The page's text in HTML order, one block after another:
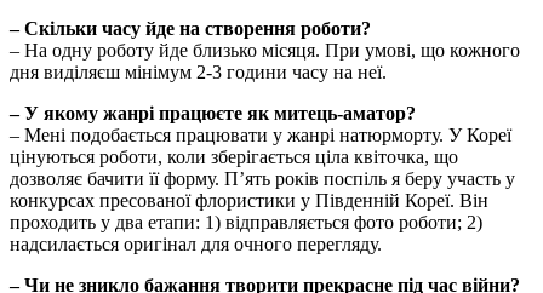
– Скільки часу йде на створення роботи?
– На одну роботу йде близько місяця. При умові, що кожного
дня виділяєш мінімум 2-3 години часу на неї.
– У якому жанрі працюєте як митець-аматор?
– Мені подобається працювати у жанрі натюрморту. У Кореї
цінуються роботи, коли зберігається ціла квіточка, що
дозволяє бачити її форму. П’ять років поспіль я беру участь у
конкурсах пресованої флористики у Південній Кореї. Він
проходить у два етапи: 1) відправляється фото роботи; 2)
надсилається оригінал для очного перегляду.
– Чи не зникло бажання творити прекрасне під час війни?